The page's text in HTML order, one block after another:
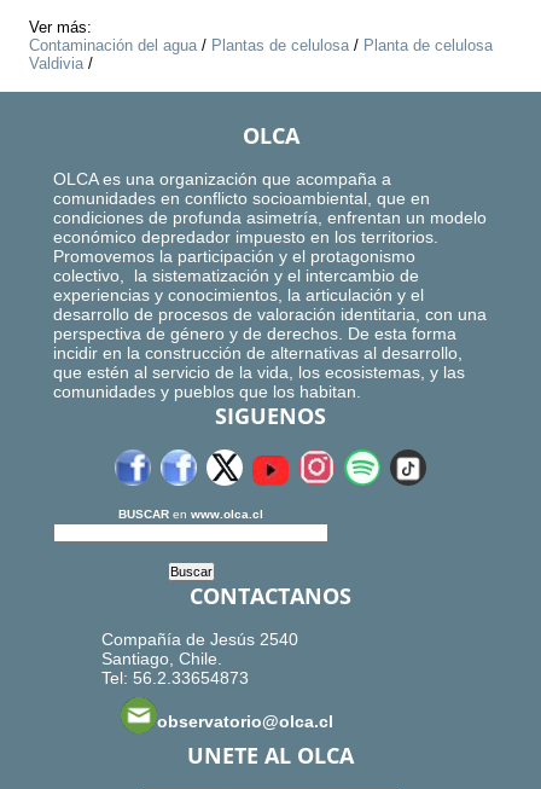
Ver más:
Contaminación del agua/ Plantas de celulosa/ Planta de celulosa
Valdivia/
OLCA
OLCA es una organización que acompaña a
comunidades en conflicto socioambiental, que en
condiciones de profunda asimetría, enfrentan un modelo
económico depredador impuesto en los territorios.
Promovemos la participación y el protagonismo
colectivo, la sistematización y el intercambio de
experiencias y conocimientos, la articulación y el
desarrollo de procesos de valoración identitaria, con una
perspectiva de género y de derechos. De esta forma
incidir en la construcción de alternativas al desarrollo,
que estén al servicio de la vida, los ecosistemas, y las
comunidades y pueblos que los habitan.
SIGUENOS
BUSCAR en www.olca.cl
CONTACTANOS
Compañía de Jesús 2540
Santiago, Chile.
Tel: 56.2.33654873
observatorio@olca.cl
UNETE AL OLCA